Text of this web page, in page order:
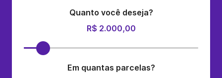
Quanto você deseja?
R$ 2.000,00
Em quantas parcelas?